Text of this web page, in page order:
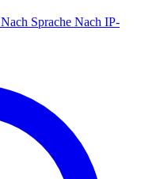
Nach Sprache Nach IP-